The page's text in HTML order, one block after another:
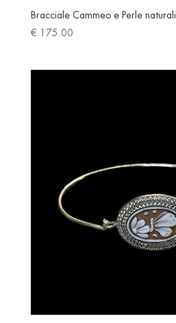
Bracciale Cammeo e Perle naturali
€ 175.00